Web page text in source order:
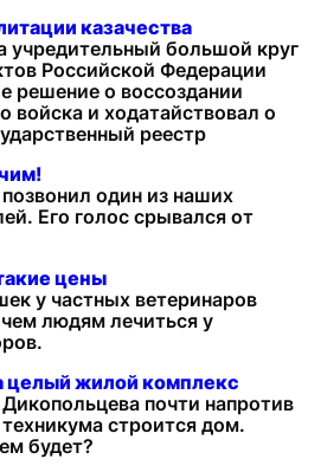
казачества
учредительный большой круг
Российской Федерации
решение о воссоздании
войска и ходатайствовал о
реестр
один из наших
Его голос срывался от
цены
у частных ветеринаров
людям лечиться у
целый жилой комплекс
почти напротив
строится дом.
будет?